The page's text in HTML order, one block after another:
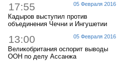
05 Февраля 2016
17:55
Кадыров выступил против
объединения Чечни и Ингушетии
05 Февраля 2016
13:00
Великобритания оспорит выводы
ООН по делу Ассанжа